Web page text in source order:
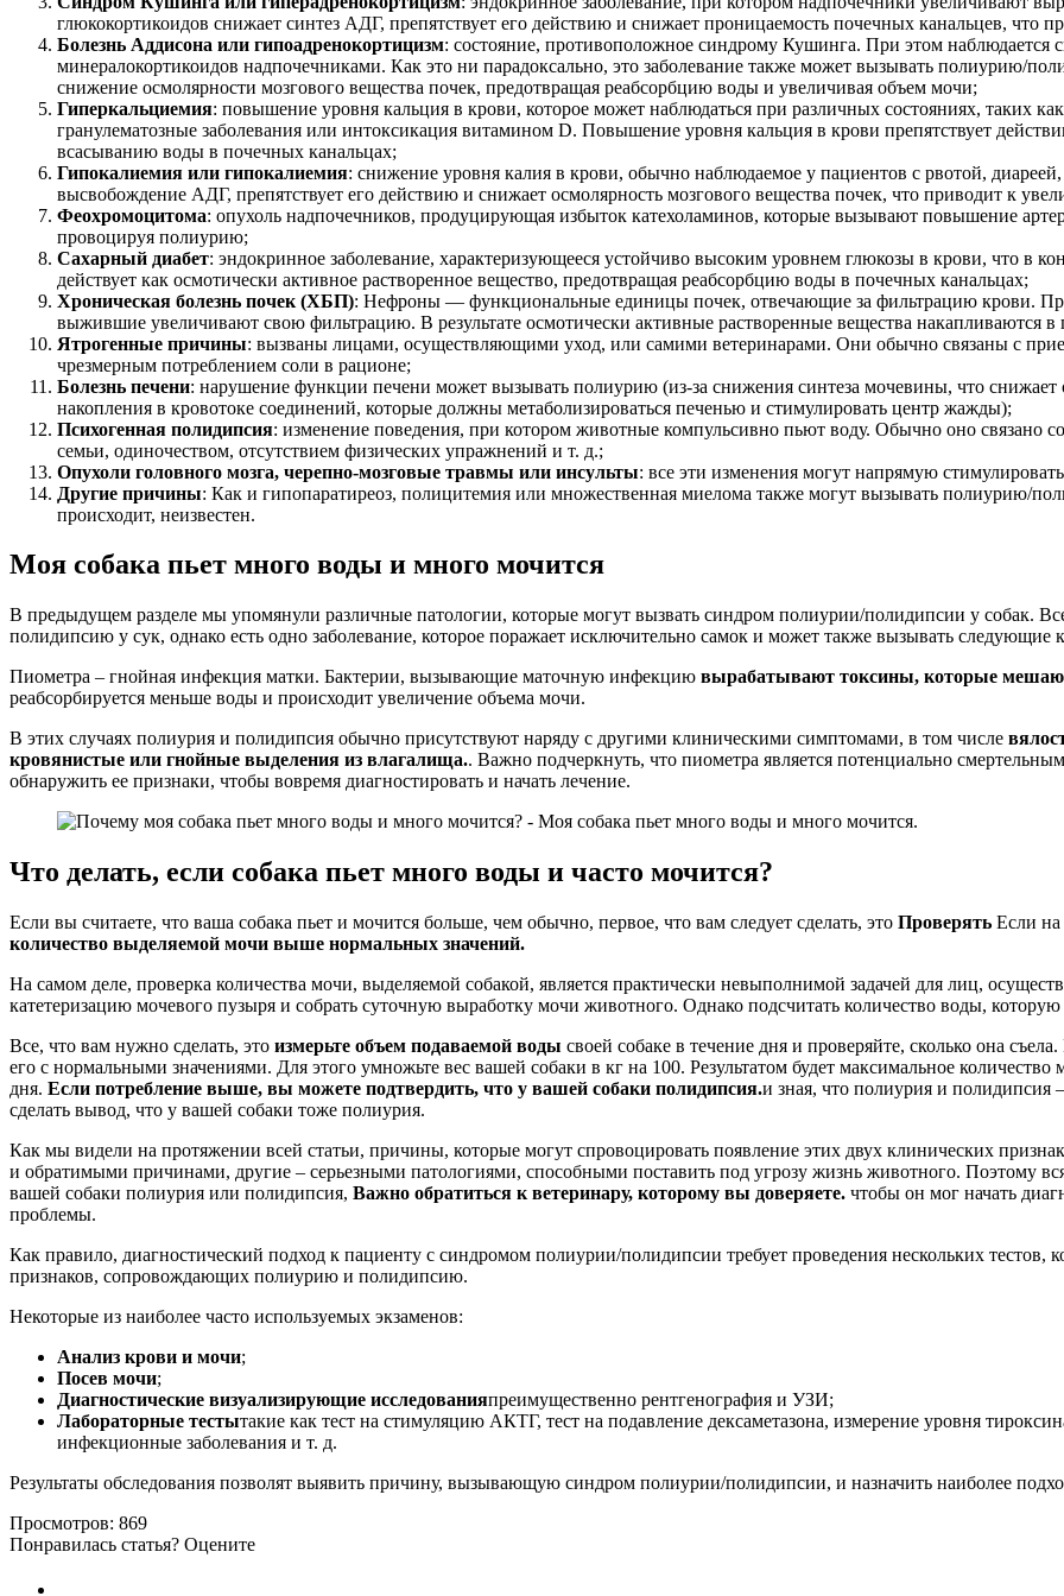
глюкокортикоидов снижает синтез АДГ, препятствует его действию и снижает проницаемость почечных канальцев, что
Болезнь Аддисона или гипоадренокортицизм: состояние, противоположное синдрому Кушинга. При этом наблюдается
минералокортикоидов надпочечниками. Как это ни парадоксально, это заболевание также может вызывать полиурию/
снижение осмолярности мозгового вещества почек, предотвращая реабсорбцию воды и увеличивая объем мочи;
Гиперкальциемия: повышение уровня кальция в крови, которое может наблюдаться при различных состояниях, таких
гранулематозные заболевания или интоксикация витамином D. Повышение уровня кальция в крови препятствует
всасыванию воды в почечных канальцах;
Гипокалиемия или гипокалиемия: снижение уровня калия в крови, обычно наблюдаемое у пациентов с рвотой,
высвобождение АДГ, препятствует его действию и снижает осмолярность мозгового вещества почек, что приводит к
Феохромоцитома: опухоль надпочечников, продуцирующая избыток катехоламинов, которые вызывают повышение
провоцируя полиурию;
Сахарный диабет: эндокринное заболевание, характеризующееся устойчиво высоким уровнем глюкозы в крови, что в
действует как осмотически активное растворенное вещество, предотвращая реабсорбцию воды в почечных канальцах;
Хроническая болезнь почек (ХБП): Нефроны — функциональные единицы почек, отвечающие за фильтрацию крови.
выжившие увеличивают свою фильтрацию. В результате осмотически активные растворенные вещества накапливаются в
Ятрогенные причины: вызваны лицами, осуществляющими уход, или самими ветеринарами. Они обычно связаны с
чрезмерным потреблением соли в рационе;
Болезнь печени: нарушение функции печени может вызывать полиурию (из-за снижения синтеза мочевины, что снижает
накопления в кровотоке соединений, которые должны метаболизироваться печенью и стимулировать центр жажды);
Психогенная полидипсия: изменение поведения, при котором животные компульсивно пьют воду. Обычно оно связано
семьи, одиночеством, отсутствием физических упражнений и т. д.;
Опухоли головного мозга, черепно-мозговые травмы или инсульты: все эти изменения могут напрямую
Другие причины: Как и гипопаратиреоз, полицитемия или множественная миелома также могут вызывать полиурию/
происходит, неизвестен.
Моя собака пьет много воды и много мочится
В предыдущем разделе мы упомянули различные патологии, которые могут вызвать синдром полиурии/полидипсии у собак.
полидипсию у сук, однако есть одно заболевание, которое поражает исключительно самок и может также вызывать
Пиометра – гнойная инфекция матки. Бактерии, вызывающие маточную инфекцию вырабатывают токсины, которые
реабсорбируется меньше воды и происходит увеличение объема мочи.
В этих случаях полиурия и полидипсия обычно присутствуют наряду с другими клиническими симптомами, в том числе
кровянистые или гнойные выделения из влагалища.. Важно подчеркнуть, что пиометра является потенциально
обнаружить ее признаки, чтобы вовремя диагностировать и начать лечение.
Что делать, если собака пьет много воды и часто мочится?
Если вы считаете, что ваша собака пьет и мочится больше, чем обычно, первое, что вам следует сделать, это Проверять Если на
количество выделяемой мочи выше нормальных значений.
На самом деле, проверка количества мочи, выделяемой собакой, является практически невыполнимой задачей для лиц,
катетеризацию мочевого пузыря и собрать суточную выработку мочи животного. Однако подсчитать количество воды,
Все, что вам нужно сделать, это измерьте объем подаваемой воды своей собаке в течение дня и проверяйте, сколько она
его с нормальными значениями. Для этого умножьте вес вашей собаки в кг на 100. Результатом будет максимальное
дня. Если потребление выше, вы можете подтвердить, что у вашей собаки полидипсия.и зная, что полиурия и полидипсия
сделать вывод, что у вашей собаки тоже полиурия.
Как мы видели на протяжении всей статьи, причины, которые могут спровоцировать появление этих двух клинических
и обратимыми причинами, другие – серьезными патологиями, способными поставить под угрозу жизнь животного. Поэтому
вашей собаки полиурия или полидипсия, Важно обратиться к ветеринару, которому вы доверяете. чтобы он мог начать
проблемы.
Как правило, диагностический подход к пациенту с синдромом полиурии/полидипсии требует проведения нескольких тестов,
признаков, сопровождающих полиурию и полидипсию.
Некоторые из наиболее часто используемых экзаменов:
Анализ крови и мочи;
Посев мочи;
Диагностические визуализирующие исследованияпреимущественно рентгенография и УЗИ;
Лабораторные тестытакие как тест на стимуляцию АКТГ, тест на подавление дексаметазона, измерение уровня
инфекционные заболевания и т. д.
Результаты обследования позволят выявить причину, вызывающую синдром полиурии/полидипсии, и назначить наиболее
Просмотров: 869
Понравилась статья? Оцените